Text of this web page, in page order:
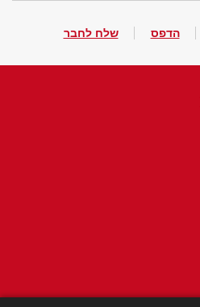
הדפס שלח לחבר